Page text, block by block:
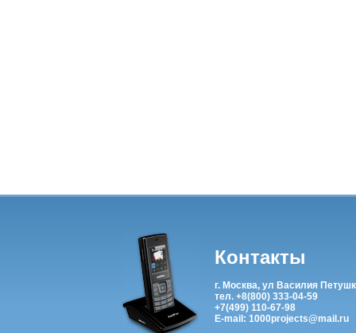
Контакты
г. Москва, ул Василия
тел. +8(800) 333-04-59
+7(499) 110-67-98
E-mail: 1000projects@mail.ru